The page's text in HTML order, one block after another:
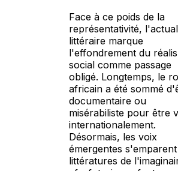
Face à ce poids de la
représentativité,
littéraire marque
l'effondrement du
social comme passage
obligé. Longtemps, le
africain a été sommé
documentaire ou
misérabiliste pour être
internationalement.
Désormais, les voix
émergentes s'emparent
littératures de